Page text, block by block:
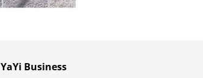
YaYi Business